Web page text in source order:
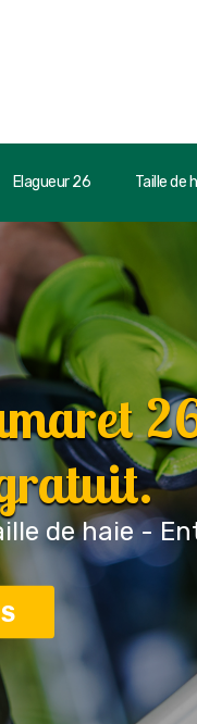
Elagueur 26 Taille de
de haie -